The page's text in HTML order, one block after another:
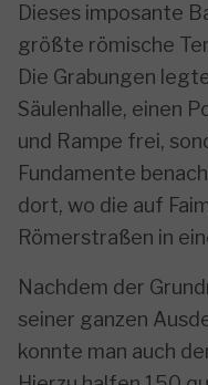
Dieses imposante
größte römische
Die Grabungen
Säulenhalle, einen
und Rampe frei,
Fundamente
dort, wo die auf
Römerstraßen in
Nachdem der
seiner ganzen
konnte man auch